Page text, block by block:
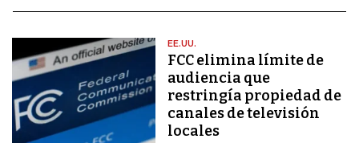
EE.UU.
FCC elimina límite de
audiencia que
restringía propiedad de
canales de televisión
locales